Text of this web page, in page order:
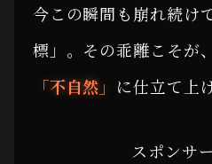
今この瞬間も崩れ続け
標」。その乖離こそが
「不自然」 に仕立て上
スポンサ